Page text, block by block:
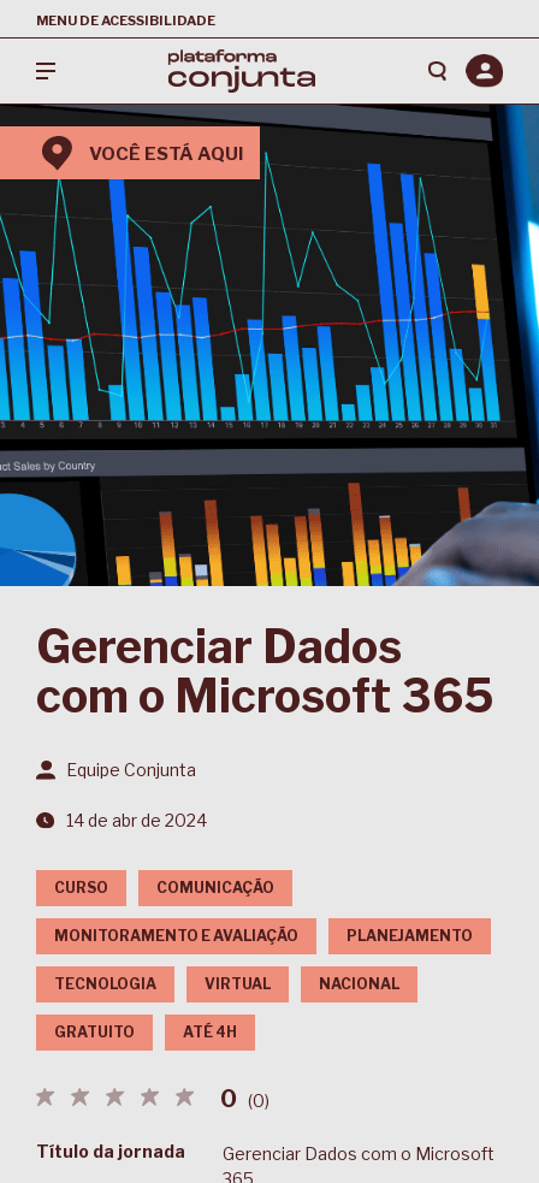
MENU DE ACESSIBILIDADE
VOCÊ ESTÁ AQUI
Gerenciar Dados
com o Microsoft 365
Equipe Conjunta
14 de abr de 2024
CURSO COMUNICAÇÃO
MONITORAMENTO E AVALIAÇÃO PLANEJAMENTO
TECNOLOGIA VIRTUAL NACIONAL
GRATUITO ATÉ 4H
0 (0)
Título da jornada
Gerenciar Dados com o Microsoft
365